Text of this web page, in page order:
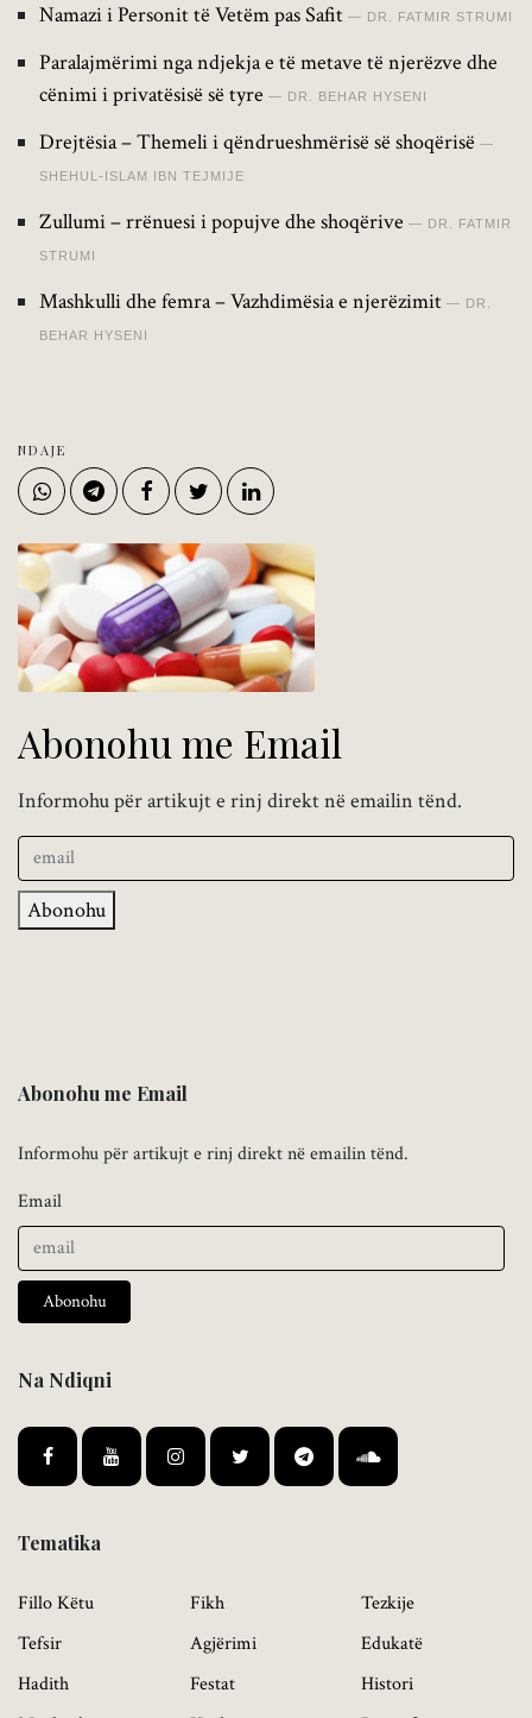
Namazi i Personit të Vetëm pas Safit DR. FATMIR STRUMI
Paralajmërimi nga ndjekja e të metave të njerëzve dhe
cënimi i privatësisë së tyre
DR. BEHAR HYSENI
Drejtësia – Themeli i qëndrueshmërisë së shoqërisë
SHEHUL-ISLAM IBN TEJMIJE
Zullumi – rrënuesi i popujve dhe shoqërive DR. FATMIR
STRUMI
Mashkulli dhe femra – Vazhdimësia e njerëzimit DR.
BEHAR HYSENI
NDAJE
Abonohu me Email
Informohu për artikujt e rinj direkt në emailin tënd.
Abonohu
Abonohu me Email
Informohu për artikujt e rinj direkt në emailin tënd.
Email
Abonohu
Na Ndiqni
Tematika
Fillo Këtu
Tefsir
Hadith
Fikh
Agjërimi
Festat
Tezkije
Edukatë
Histori